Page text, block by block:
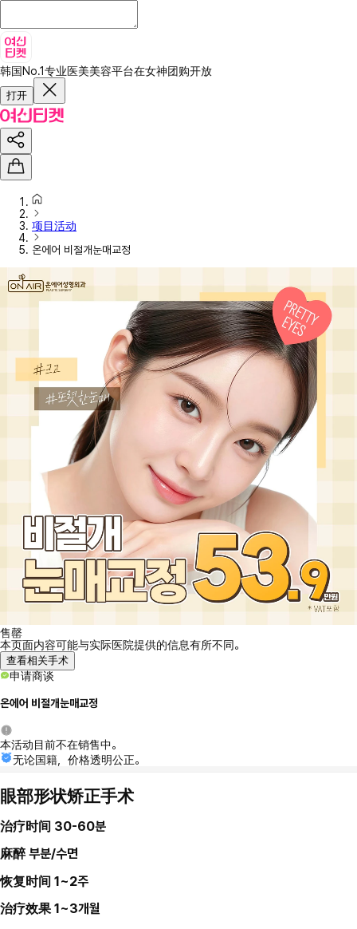
韩国No.1专业医美美容平台在女神团购开放
打开
项目活动
온에어 비절개눈매교정
售罄
本页面内容可能与实际医院提供的信息有所不同。
查看相关手术
申请商谈
온에어 비절개눈매교정
本活动目前不在销售中。
无论国籍，价格透明公正。
眼部形状矫正手术
治疗时间 30-60분
麻醉 부분/수면
恢复时间 1~2주
治疗效果 1~3개월